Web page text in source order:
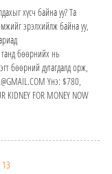
хүсч байна уу? Та
эрэлхийлж байна уу,
танд бөөрнийх нь
бөөрний дутагдалд орж,
Yнэ: $780,
KIDNEY FOR MONEY NOW